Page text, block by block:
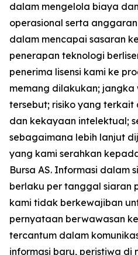
dalam mengelola biaya
operasional serta
dalam mencapai sasaran
penerapan teknologi
penerima lisensi kami ke
memang dilakukan; jangka
tersebut; risiko yang terkait
dan kekayaan intelektual;
sebagaimana lebih lanjut
yang kami serahkan
Bursa AS. Informasi dalam
berlaku per tanggal siaran
kami tidak berkewajiban
pernyataan berwawasan
tercantum dalam
informasi baru, peristiwa di